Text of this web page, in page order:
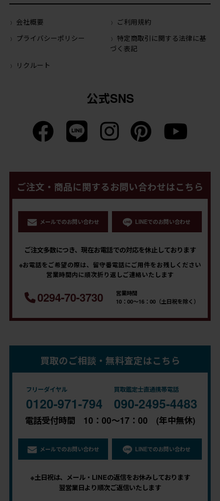
会社概要
ご利用規約
プライバシーポリシー
特定商取引に関する法律に基
づく表記
リクルート
公式SNS
ご注文・商品に関するお問い合わせはこちら
メールでのお問い合わせ LINEでのお問い合わせ
ご注文多数につき、現在お電話での対応を休止しております
※お電話をご希望の際は、留守番電話にご用件をお残しください
営業時間内に順次折り返しご連絡いたします
0294-70-3730
営業時間
10：00～16：00（土日祝を除く）
買取のご相談・無料査定はこちら
フリーダイヤル
0120-971-794
買取鑑定士直通携帯電話
090-2495-4483
電話受付時間 10：00～17：00 (年中無休)
メールでのお問い合わせ LINEでのお問い合わせ
※土日祝は、メール・LINEの返信をお休みしております
翌営業日より順次ご返信いたします